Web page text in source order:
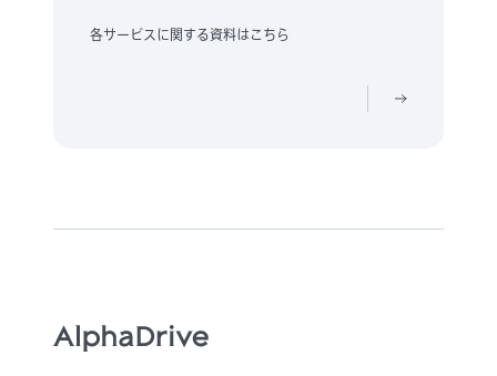
各サービスに関する資料はこちら